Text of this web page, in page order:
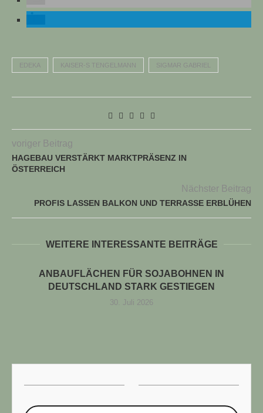
EDEKA KAISER-S TENGELMANN SIGMAR GABRIEL
voriger Beitrag
HAGEBAU VERSTÄRKT MARKTPRÄSENZ IN
ÖSTERREICH
Nächster Beitrag
PROFIS LASSEN BALKON UND TERRASSE ERBLÜHEN
WEITERE INTERESSANTE BEITRÄGE
ANBAUFLÄCHEN FÜR SOJABOHNEN IN
DEUTSCHLAND STARK GESTIEGEN
30. Juli 2026